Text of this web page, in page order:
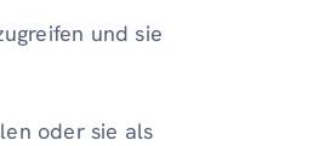
und sie
oder sie als